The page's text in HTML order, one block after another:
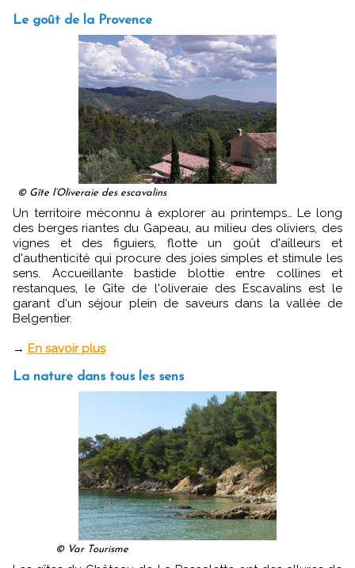
Le goût de la Provence
© Gîte l’Oliveraie des escavalins
Un territoire méconnu à explorer au printemps… Le long
des berges riantes du Gapeau, au milieu des oliviers, des
vignes et des figuiers, flotte un goût d'ailleurs et
d'authenticité qui procure des joies simples et stimule les
sens. Accueillante bastide blottie entre collines et
restanques, le Gîte de l'oliveraie des Escavalins est le
garant d'un séjour plein de saveurs dans la vallée de
Belgentier.
→ En savoir plus
La nature dans tous les sens
© Var Tourisme